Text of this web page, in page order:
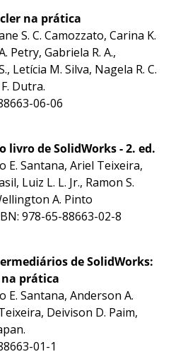
na prática
S. C. Camozzato, Carina K.
Petry, Gabriela R. A.,
Letícia M. Silva, Nagela R. C.
Dutra.
06-06
livro de SolidWorks - 2. ed.
E. Santana, Ariel Teixeira,
Luiz L. L. Jr., Ramon S.
A. Pinto
978-65-88663-02-8
de SolidWorks:
prática
E. Santana, Anderson A.
Deivison D. Paim,
01-1